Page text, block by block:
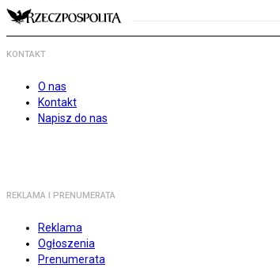
KONTAKT
O nas
Kontakt
Napisz do nas
REKLAMA I PRENUMERATA
Reklama
Ogłoszenia
Prenumerata